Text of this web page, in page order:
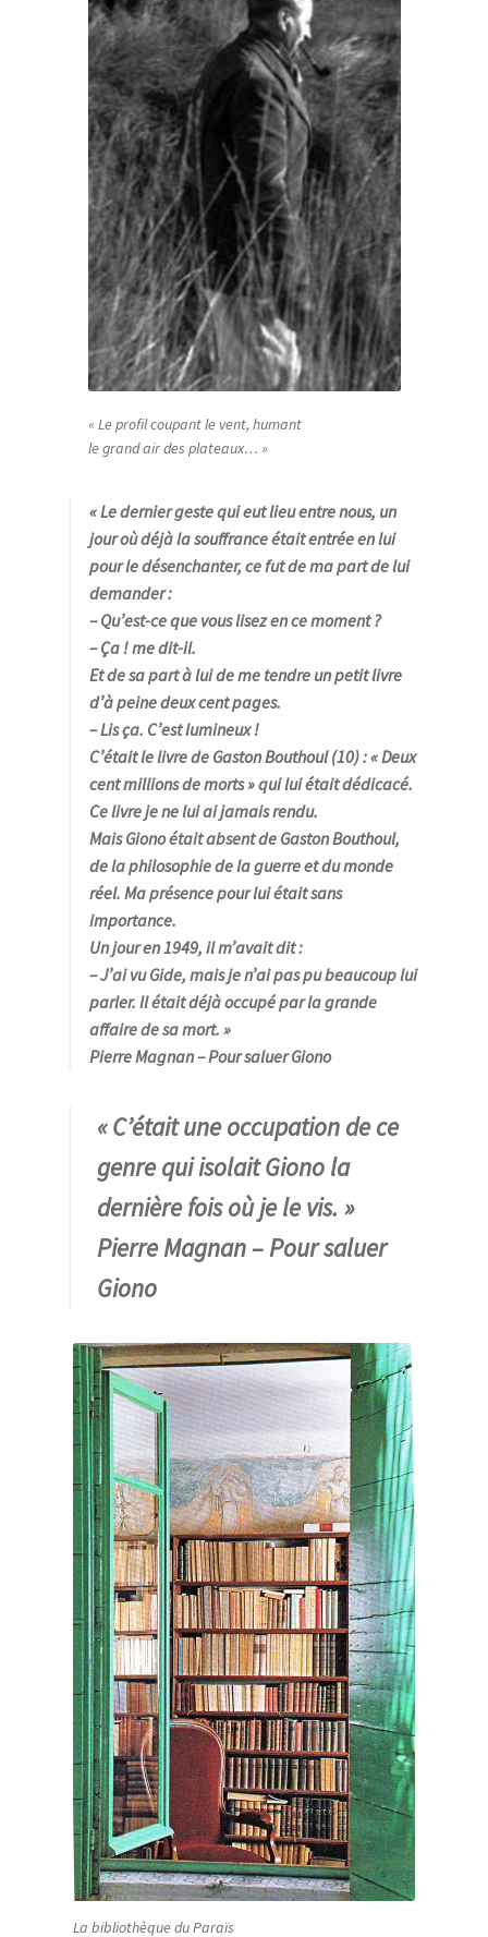
« Le profil coupant le vent, humant
le grand air des plateaux… »
« Le dernier geste qui eut lieu entre nous, un
jour où déjà la souffrance était entrée en lui
pour le désenchanter, ce fut de ma part de lui
demander :
– Qu’est-ce que vous lisez en ce moment ?
– Ça ! me dit-il.
Et de sa part à lui de me tendre un petit livre
d’à peine deux cent pages.
– Lis ça. C’est lumineux !
C’était le livre de Gaston Bouthoul (10) : «Deux
cent millions de morts» qui lui était dédicacé.
Ce livre je ne lui ai jamais rendu.
Mais Giono était absent de Gaston Bouthoul,
de la philosophie de la guerre et du monde
réel. Ma présence pour lui était sans
importance.
Un jour en 1949, il m’avait dit :
– J’ai vu Gide, mais je n’ai pas pu beaucoup lui
parler. Il était déjà occupé par la grande
affaire de sa mort. »
Pierre Magnan–Pour saluer Giono
« C’était une occupation de ce
genre qui isolait Giono la
dernière fois où je le vis. »
Pierre Magnan– Pour saluer
Giono
La bibliothèque du Paraïs